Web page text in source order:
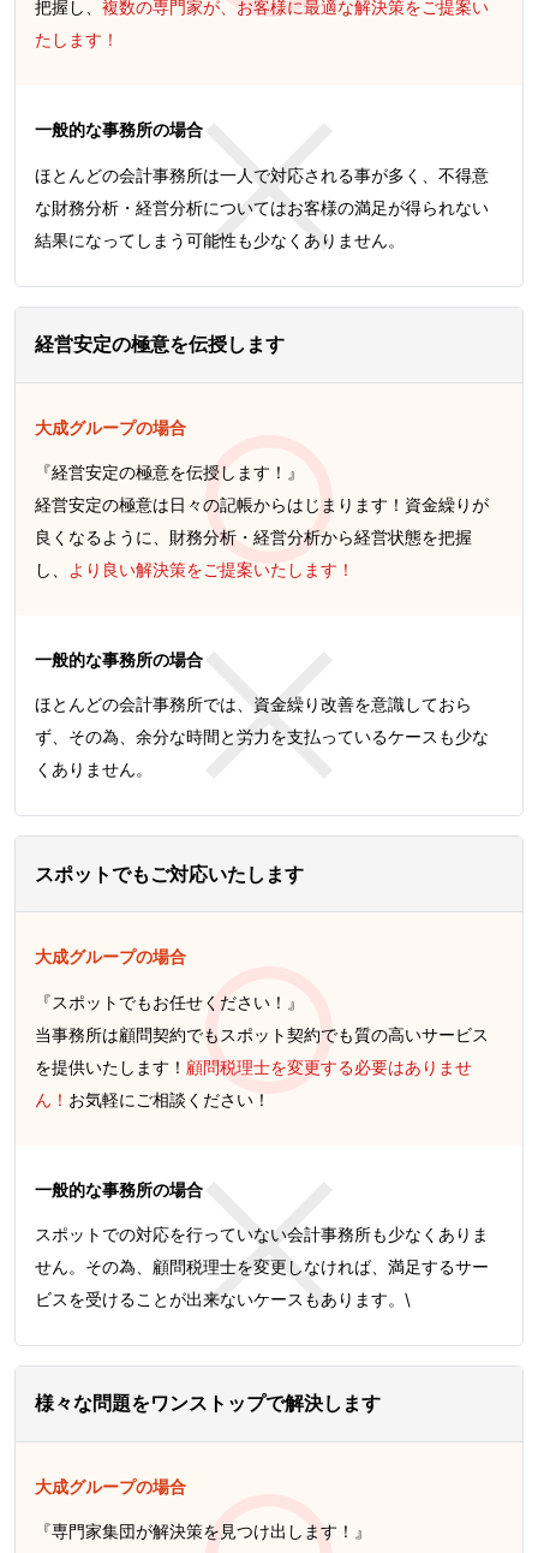
把握し、 複数の専門家が、お客様に最適な解決策をご提案い
たします！
一般的な事務所の場合
ほとんどの会計事務所は一人で対応される事が多く、不得意
な財務分析・経営分析についてはお客様の満足が得られない
結果になってしまう可能性も少なくありません。
経営安定の極意を伝授します
大成グループの場合
『経営安定の極意を伝授します！』
経営安定の極意は日々の記帳からはじまります！資金繰りが
良くなるように、財務分析・経営分析から経営状態を把握
し、
より良い解決策をご提案いたします！
一般的な事務所の場合
ほとんどの会計事務所では、資金繰り改善を意識しておら
ず、その為、余分な時間と労力を支払っているケースも少な
くありません。
スポットでもご対応いたします
大成グループの場合
『スポットでもお任せください！』
当事務所は顧問契約でもスポット契約でも質の高いサービス
を提供いたします！ 顧問税理士を変更する必要はありませ
ん！ お気軽にご相談ください！
一般的な事務所の場合
スポットでの対応を行っていない会計事務所も少なくありま
せん。その為、顧問税理士を変更しなければ、満足するサー
ビスを受けることが出来ないケースもあります。\
様々な問題をワンストップで解決します
大成グループの場合
『専門家集団が解決策を見つけ出します！』